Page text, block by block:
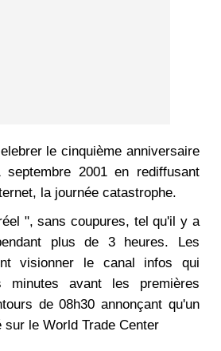
le cinquième anniversaire
2001 en rediffusant
la journée catastrophe.
", sans coupures, tel qu'il y a
plus de 3 heures. Les
visionner le canal infos qui
minutes avant les premières
de 08h30 annonçant qu'un
le World Trade Center